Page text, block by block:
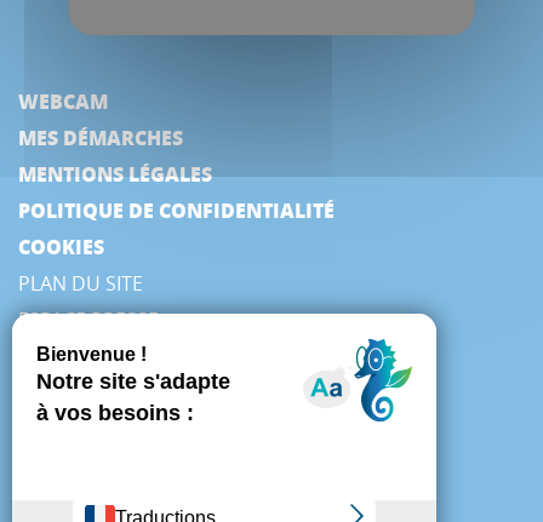
WEBCAM
MES DÉMARCHES
MENTIONS LÉGALES
POLITIQUE DE CONFIDENTIALITÉ
COOKIES
PLAN DU SITE
ESPACE PRESSE